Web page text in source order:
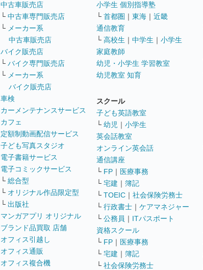
中古車販売店
└ 中古車専門販売店
└ メーカー系
中古車販売店
バイク販売店
└ バイク専門販売店
└ メーカー系
バイク販売店
車検
カーメンテナンスサービス
カフェ
定額制動画配信サービス
子ども写真スタジオ
電子書籍サービス
電子コミックサービス
└ 総合型
└ オリジナル作品限定型
└ 出版社
マンガアプリ オリジナル
ブランド品買取 店舗
オフィス引越し
オフィス通販
オフィス複合機
小学生 個別指導塾
└ 首都圏 ｜ 東海 ｜ 近畿
通信教育
└ 高校生 ｜ 中学生 ｜ 小学生
家庭教師
幼児・小学生 学習教室
幼児教室 知育
スクール
子ども英語教室
└ 幼児 ｜ 小学生
英会話教室
オンライン英会話
通信講座
└ FP ｜ 医療事務
└ 宅建 ｜ 簿記
└ TOEIC ｜ 社会保険労務士
└ 行政書士 ｜ ケアマネジャー
└ 公務員 ｜ ITパスポート
資格スクール
└ FP ｜ 医療事務
└ 宅建 ｜ 簿記
└ 社会保険労務士